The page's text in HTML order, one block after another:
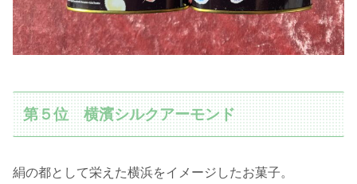
第５位 横濱シルクアーモンド
絹の都として栄えた横浜をイメージしたお菓子。